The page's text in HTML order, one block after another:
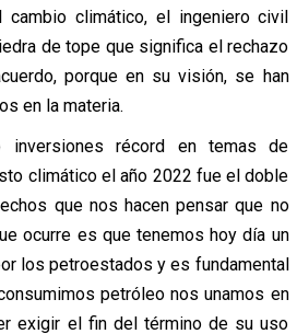
climático, el ingeniero civil
de tope que significa el rechazo
porque en su visión, se han
en la materia.
inversiones récord en temas de
climático el año 2022 fue el doble
que nos hacen pensar que no
ocurre es que tenemos hoy día un
los petroestados y es fundamental
petróleo nos unamos en
exigir el fin del término de su uso